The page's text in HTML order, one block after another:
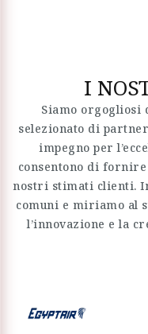
I
Siamo orgogliosi
selezionato di
impegno per
consentono di
nostri stimati clienti.
comuni e miriamo al
l’innovazione e la